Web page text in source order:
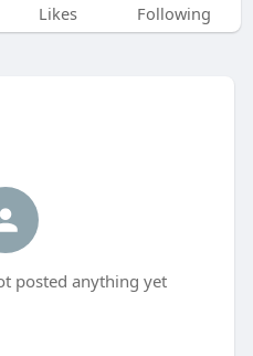
Likes Following
posted anything yet